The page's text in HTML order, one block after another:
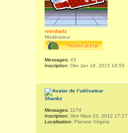
retroballz
Modérateur
Messages: 43
Inscription: Dim Jan 18, 2015 18:55
Shankz
Messages: 1174
Inscription: Ven Mars 23, 2012 17:17
Localisation: Planete Végéta